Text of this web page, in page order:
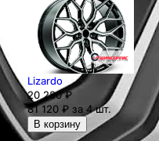
Lizardo
20 280₽
81 120 ₽ за 4 шт.
В корзину